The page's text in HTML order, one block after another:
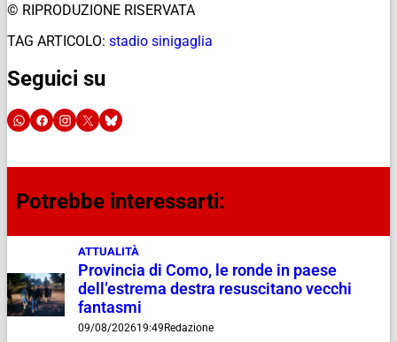
© RIPRODUZIONE RISERVATA
TAG ARTICOLO: stadio sinigaglia
Seguici su
Potrebbe interessarti:
ATTUALITÀ
Provincia di Como, le ronde in paese
dell’estrema destra resuscitano vecchi
fantasmi
09/08/202619:49 Redazione